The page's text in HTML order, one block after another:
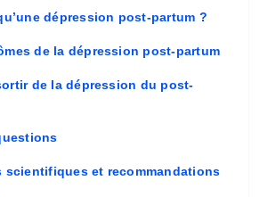
dépression post-partum ?
de la dépression post-partum
de la dépression du post-
scientifiques et recommandations